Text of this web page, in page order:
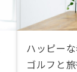
ハッピー
ゴルフと